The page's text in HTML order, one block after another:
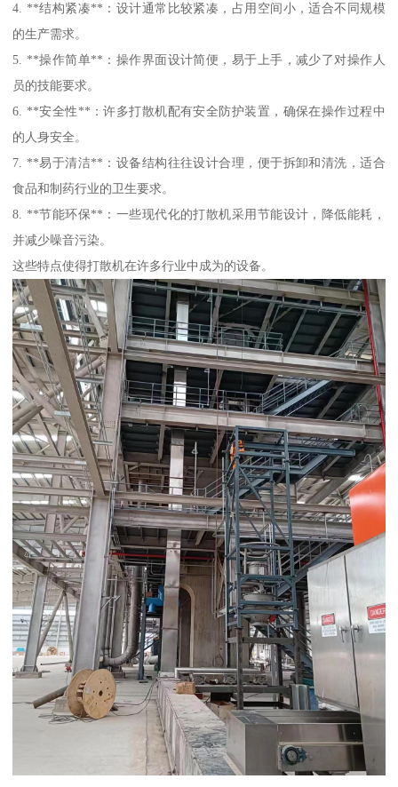
4. **结构紧凑**：设计通常比较紧凑，占用空间小，适合不同规模
的生产需求。
5. **操作简单**：操作界面设计简便，易于上手，减少了对操作人
员的技能要求。
6. **安全性**：许多打散机配有安全防护装置，确保在操作过程中
的人身安全。
7. **易于清洁**：设备结构往往设计合理，便于拆卸和清洗，适合
食品和制药行业的卫生要求。
8. **节能环保**：一些现代化的打散机采用节能设计，降低能耗，
并减少噪音污染。
这些特点使得打散机在许多行业中成为的设备。